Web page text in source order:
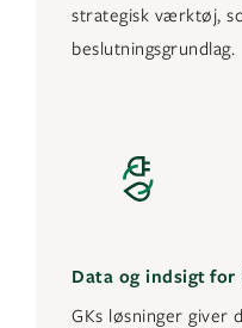
strategisk værktøj,
beslutningsgrundlag.
Data og indsigt
GKs løsninger giver